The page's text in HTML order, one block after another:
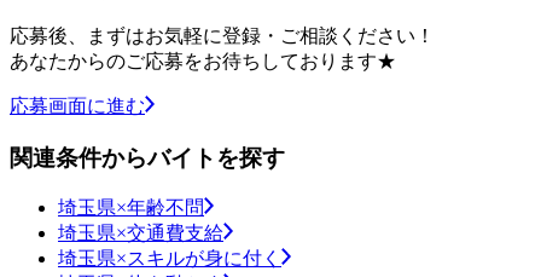
応募後、まずはお気軽に登録・ご相談ください！
あなたからのご応募をお待ちしております★
応募画面に進む
関連条件からバイトを探す
埼玉県×年齢不問
埼玉県×交通費支給
埼玉県×スキルが身に付く